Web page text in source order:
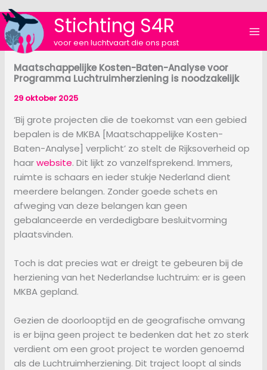
Ga
naar
de
inhoud
Stichting S4R
voor een luchtvaart die ons past
Maatschappelijke Kosten-Baten-Analyse voor
Programma Luchtruimherziening is noodzakelijk
29 oktober 2025
‘Bij grote projecten die de toekomst van een gebied
bepalen is de MKBA [Maatschappelijke Kosten-
Baten-Analyse] verplicht’ zo stelt de Rijksoverheid op
haarwebsite. Dit lijkt zo vanzelfsprekend. Immers,
ruimte is schaars en ieder stukje Nederland dient
meerdere belangen. Zonder goede schets en
afweging van deze belangen kan geen
gebalanceerde en verdedigbare besluitvorming
plaatsvinden.
Toch is dat precies wat er dreigt te gebeuren bij de
herziening van het Nederlandse luchtruim: er is geen
MKBA gepland.
Gezien de doorlooptijd en de geografische omvang
is er bijna geen project te bedenken dat het zo sterk
verdient om een groot project te worden genoemd
als de Luchtruimherziening. Dit traject loopt al sinds